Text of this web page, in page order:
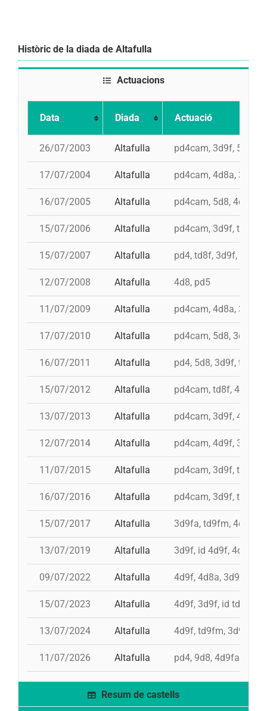
Històric de la diada de Altafulla
Actuacions
Data Diada Actuació
26/07/2003 Altafulla pd4cam, 3d9f, 5d8,
17/07/2004 Altafulla pd4cam, 4d8a, 3d9f,
16/07/2005 Altafulla pd4cam, 5d8, 4d8a,
15/07/2006 Altafulla pd4cam, 3d9f, td8f,
15/07/2007 Altafulla pd4, td8f, 3d9f, 4d8a,
12/07/2008 Altafulla 4d8, pd5
11/07/2009 Altafulla pd4cam, 4d8a, 3d9f,
17/07/2010 Altafulla pd4cam, 5d8, 3d9f,
16/07/2011 Altafulla pd4, 5d8, 3d9f, td8f,
15/07/2012 Altafulla pd4cam, td8f, 4d8a,
13/07/2013 Altafulla pd4cam, 3d9f, 4d9f,
12/07/2014 Altafulla pd4cam, 4d9f, 3d9f,
11/07/2015 Altafulla pd4cam, 3d9f,
16/07/2016 Altafulla pd4cam, 3d9f,
15/07/2017 Altafulla 3d9fa, td9fm, 4d9f,
13/07/2019 Altafulla 3d9f, id 4d9f, 4d9f,
09/07/2022 Altafulla 4d9f, 4d8a, 3d9f,
15/07/2023 Altafulla 4d9f, 3d9f, id td9fm,
13/07/2024 Altafulla 4d9f, td9fm, 3d9f, id
11/07/2026 Altafulla pd4, 9d8, 4d9fa, id
Resum de castells